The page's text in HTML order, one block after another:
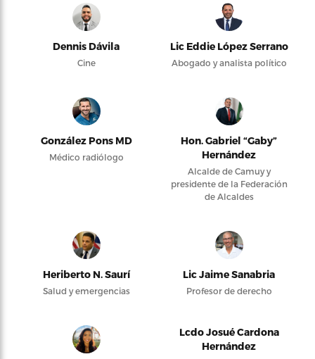
Dennis Dávila
Cine
Lic Eddie López Serrano
Abogado y analista político
González Pons MD
Médico radiólogo
Hon. Gabriel “Gaby”
Hernández
Alcalde de Camuy y
presidente de la Federación
de Alcaldes
Heriberto N. Saurí
Salud y emergencias
Lic Jaime Sanabria
Profesor de derecho
Lcdo Josué Cardona
Hernández